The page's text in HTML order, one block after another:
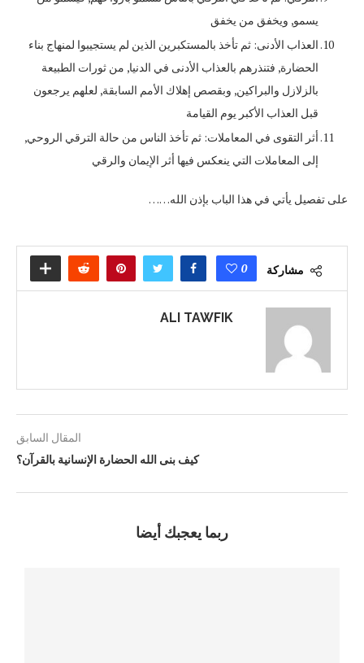
يسمو, ويخفق من يخفق
العذاب الأدنى: ثم تأخذ بالمستكبرين الذين لم يستجيبوا لمنهاج بناء
الحضارة, فتنذرهم بالعذاب الأدنى في الدنيا, من ثورات الطبيعة
بالزلازل والبراكين, وبقصص إهلاك الأمم السابقة, لعلهم يرجعون
قبل العذاب الأكبر يوم القيامة
أثر التقوى في المعاملات: ثم تأخذ الناس من حالة الترقي الروحي,
إلى المعاملات التي ينعكس فيها أثر الإيمان والرقي
على تفصيل يأتي في هذا الباب بإذن الله……
مشاركة 0
ALI TAWFIK
المقال السابق
كيف بنى الله الحضارة الإنسانية بالقرآن؟
ربما يعجبك أيضا